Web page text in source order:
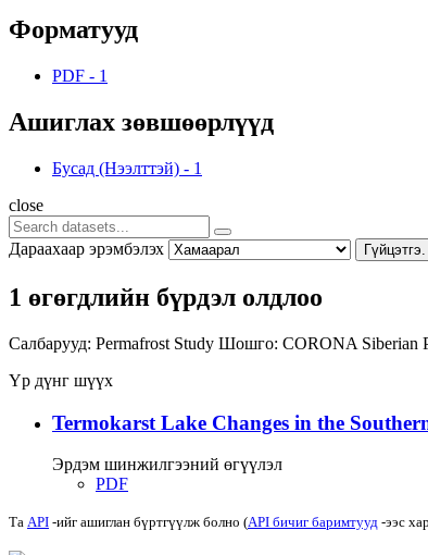
Форматууд
PDF - 1
Ашиглах зөвшөөрлүүд
Бусад (Нээлттэй) - 1
close
Дараахаар эрэмбэлэх Гүйцэтгэ.
1 өгөгдлийн бүрдэл олдлоо
Салбарууд: Permafrost Study Шошго: CORONA Siberian
Үр дүнг шүүх
Termokarst Lake Changes in the
Эрдэм шинжилгээний өгүүлэл
PDF
Та API -ийг ашиглан бүртгүүлж болно (API бичиг баримтууд -ээс